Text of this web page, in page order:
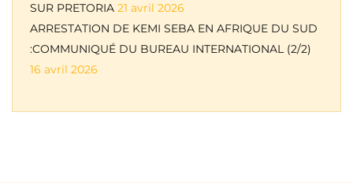
SUR PRETORIA 21 avril 2026
ARRESTATION DE KEMI SEBA EN AFRIQUE DU SUD
:COMMUNIQUÉ DU BUREAU INTERNATIONAL (2/2)
16 avril 2026